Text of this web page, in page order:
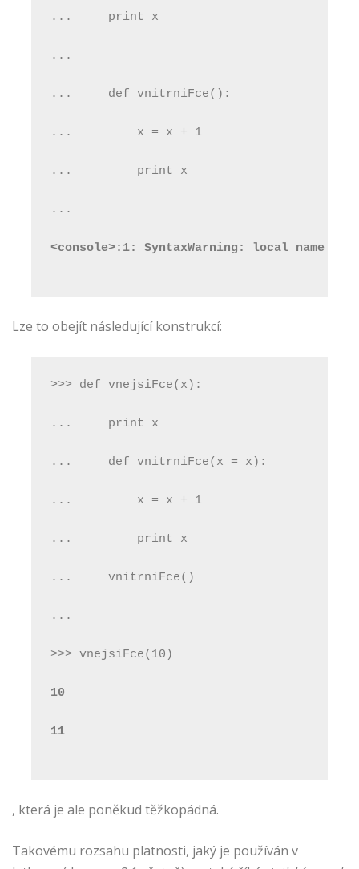
...     print x
...
...     def vnitrniFce():
...         x = x + 1
...         print x
...
<console>:1: SyntaxWarning: local name
Lze to obejít následující konstrukcí:
>>> def vnejsiFce(x):
...     print x
...     def vnitrniFce(x = x):
...         x = x + 1
...         print x
...     vnitrniFce()
...
>>> vnejsiFce(10)
10
11
, která je ale poněkud těžkopádná.
Takovému rozsahu platnosti, jaký je používán v